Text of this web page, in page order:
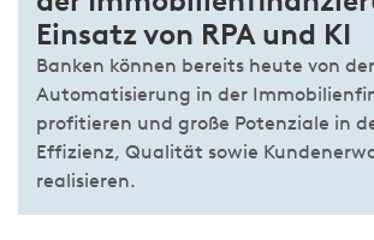
Einsatz von RPA und KI
Banken können bereits heute von
Automatisierung in der
profitieren und große Potenziale in
Effizienz, Qualität sowie
realisieren.